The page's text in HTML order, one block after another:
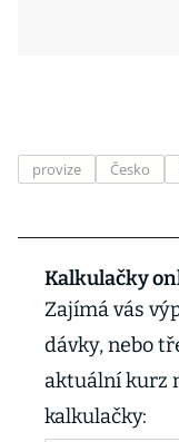
provize Česko
Kalkulačky
Zajímá vás
dávky, nebo
aktuální kurz
kalkulačky: